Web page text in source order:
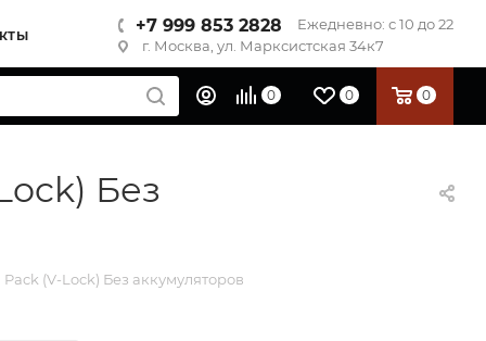
+7 999 853 2828
Ежедневно: с 10 до 22
г. Москва, ул. Марксистская 34к7
0 0 0
Без
(V-Lock) Без аккумуляторов